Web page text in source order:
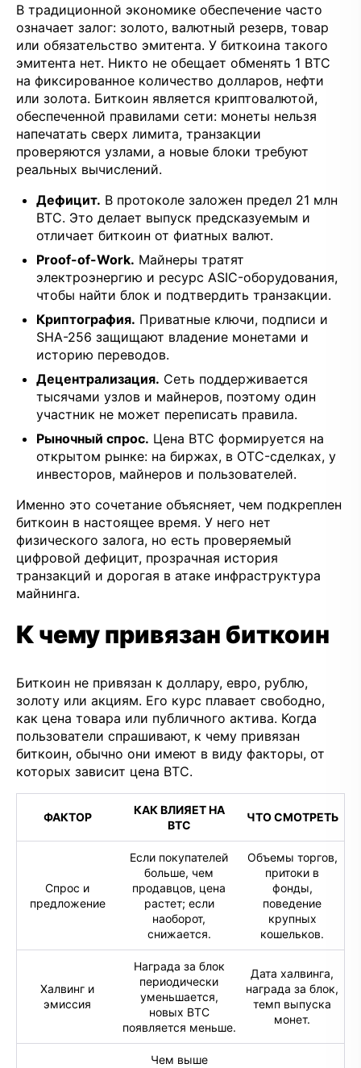
В традиционной экономике обеспечение часто
означает залог: золото, валютный резерв, товар
или обязательство эмитента. У биткоина такого
эмитента нет. Никто не обещает обменять 1 BTC
на фиксированное количество долларов, нефти
или золота. Биткоин является криптовалютой,
обеспеченной правилами сети: монеты нельзя
напечатать сверх лимита, транзакции
проверяются узлами, а новые блоки требуют
реальных вычислений.
Дефицит. В протоколе заложен предел 21 млн
BTC. Это делает выпуск предсказуемым и
отличает биткоин от фиатных валют.
Proof-of-Work. Майнеры тратят
электроэнергию и ресурс ASIC-оборудования,
чтобы найти блок и подтвердить транзакции.
Криптография. Приватные ключи, подписи и
SHA-256 защищают владение монетами и
историю переводов.
Децентрализация. Сеть поддерживается
тысячами узлов и майнеров, поэтому один
участник не может переписать правила.
Рыночный спрос. Цена BTC формируется на
открытом рынке: на биржах, в OTC-сделках, у
инвесторов, майнеров и пользователей.
Именно это сочетание объясняет, чем подкреплен
биткоин в настоящее время. У него нет
физического залога, но есть проверяемый
цифровой дефицит, прозрачная история
транзакций и дорогая в атаке инфраструктура
майнинга.
К чему привязан биткоин
Биткоин не привязан к доллару, евро, рублю,
золоту или акциям. Его курс плавает свободно,
как цена товара или публичного актива. Когда
пользователи спрашивают, к чему привязан
биткоин, обычно они имеют в виду факторы, от
которых зависит цена BTC.
ФАКТОР
КАК ВЛИЯЕТ НА
BTC
ЧТО СМОТРЕТЬ
Спрос и
предложение
Если покупателей
больше, чем
продавцов, цена
растет; если
наоборот,
снижается.
Объемы торгов,
притоки в
фонды,
поведение
крупных
кошельков.
Халвинг и
эмиссия
Награда за блок
периодически
уменьшается,
новых BTC
появляется меньше.
Дата халвинга,
награда за блок,
темп выпуска
монет.
Чем выше